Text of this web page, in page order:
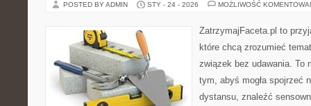
POSTED BY ADMIN STY - 24 - 2026 MOŻLIWOŚĆ
ZatrzymajFaceta.pl to
które chcą zrozumieć
związek bez udawania. To
tym, abyś mogła spojrzeć
dystansu, znaleźć